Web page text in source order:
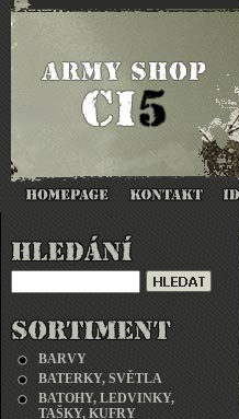
BARVY
BATERKY, SVĚTLA
BATOHY, LEDVINKY,
TAŠKY, KUFRY